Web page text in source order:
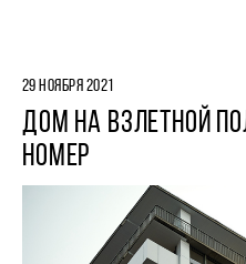
29 НОЯБРЯ 2021
ДОМ НА ВЗЛЕТНОЙ
НОМЕР